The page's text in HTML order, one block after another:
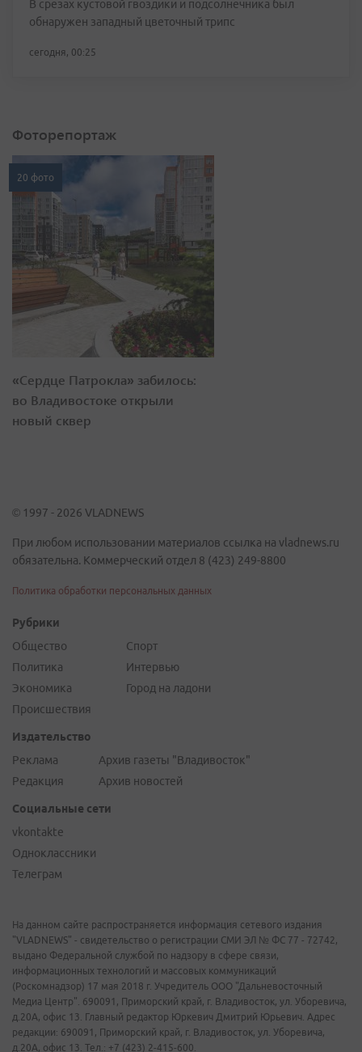
В срезах кустовой гвоздики и подсолнечника был
обнаружен западный цветочный трипс
сегодня, 00:25
Фоторепортаж
20 фото
«Сердце Патрокла» забилось:
во Владивостоке открыли
новый сквер
© 1997 - 2026 VLADNEWS
При любом использовании материалов ссылка на vladnews.ru
обязательна. Коммерческий отдел 8 (423) 249-8800
Политика обработки персональных данных
Рубрики
Общество
Политика
Экономика
Происшествия
Спорт
Интервью
Город на ладони
Издательство
Реклама
Редакция
Архив газеты "Владивосток"
Архив новостей
Социальные сети
vkontakte
Одноклассники
Телеграм
На данном сайте распространяется информация сетевого издания
"VLADNEWS" - свидетельство о регистрации СМИ ЭЛ № ФС 77 - 72742,
выдано Федеральной службой по надзору в сфере связи,
информационных технологий и массовых коммуникаций
(Роскомнадзор) 17 мая 2018 г. Учредитель ООО "Дальневосточный
Медиа Центр". 690091, Приморский край, г. Владивосток, ул. Уборевича,
д.20А, офис 13. Главный редактор Юркевич Дмитрий Юрьевич. Адрес
редакции: 690091, Приморский край, г. Владивосток, ул. Уборевича,
д.20А, офис 13. Тел.: +7 (423) 2-415-600.